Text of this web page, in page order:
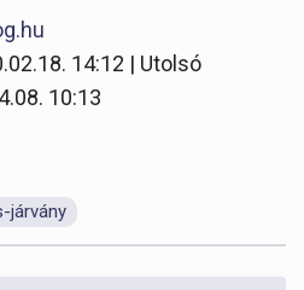
14:12 | Utolsó
10:13
járvány